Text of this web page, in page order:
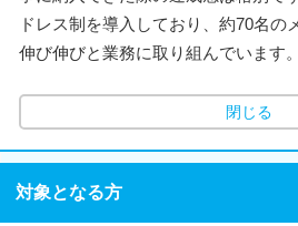
ドレス制を導入しており、約70名の
伸び伸びと業務に取り組んでいます。
閉じる
対象となる方